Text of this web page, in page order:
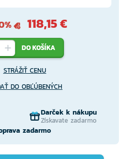
118,15 €
DO KOŠÍKA
STRÁŽIŤ CENU
DO OBĽÚBENÝCH
Darček k nákupu
Získavate zadarmo
zadarmo